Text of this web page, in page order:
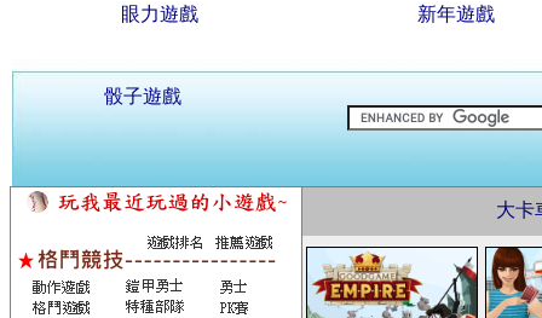
眼力遊戲 新年遊戲
骰子遊戲
大卡